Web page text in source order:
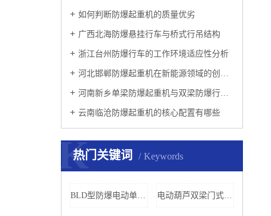
如何判断防爆起重机的质量优劣
广西北海防爆悬挂行车与桥式行吊结构
浙江台州防爆行车的工作环境适应性分析
河北邯郸防爆起重机在新能源领域的创新应用
河南新乡单梁防爆起重机与双梁防爆行吊差异
云南临沧防爆起重机的核心配置有哪些
热门关键词 Keywords
K
BLD型防爆电动单梁门式起重机‌ 电动葫芦双梁门式起重机